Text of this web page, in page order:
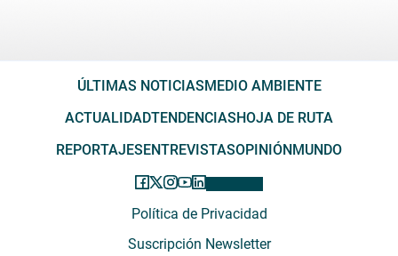
ÚLTIMAS NOTICIASMEDIO AMBIENTE
ACTUALIDADTENDENCIASHOJA DE RUTA
REPORTAJESENTREVISTASOPINIÓNMUNDO
Política de Privacidad
Suscripción Newsletter